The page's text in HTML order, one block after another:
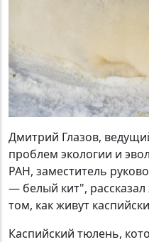
Дмитрий Глазов,
проблем экологии и
РАН, заместитель
— белый кит",
том, как живут
Каспийский тюлень,